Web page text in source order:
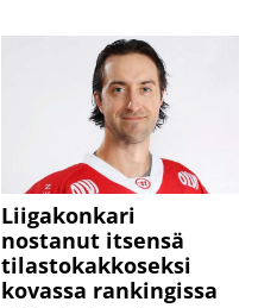
Liigakonkari
nostanut itsensä
tilastokakkoseksi
kovassa rankingissa